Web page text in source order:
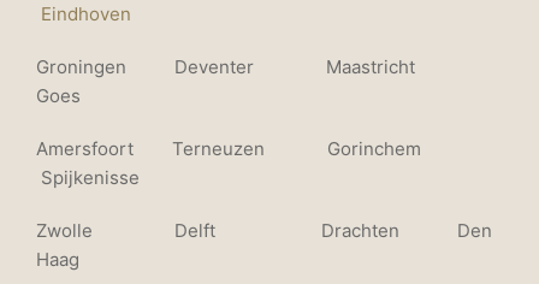
Eindhoven
Groningen Deventer Maastricht
Goes
Amersfoort Terneuzen Gorinchem
Spijkenisse
Zwolle Delft Drachten Den
Haag